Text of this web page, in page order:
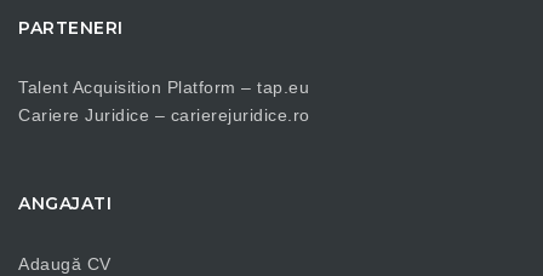
PARTENERI
Talent Acquisition Platform – tap.eu
Cariere Juridice – carierejuridice.ro
ANGAJATI
Adaugă CV